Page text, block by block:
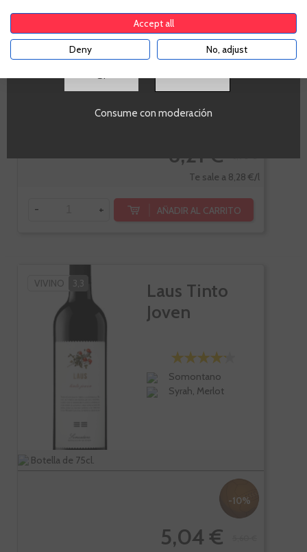
Botella de 75cl.
6,90 €
6,21 €
Te sale a 8,28 €/l
- + AÑADIR AL CARRITO
VIVINO 3,3
Laus Tinto
Joven
Somontano
Syrah, Merlot
Botella de 75cl.
-10%
5,04 €
aplicable. Confirma si tienes más de18años
Consume con moderación
Accept all
Deny No, adjust